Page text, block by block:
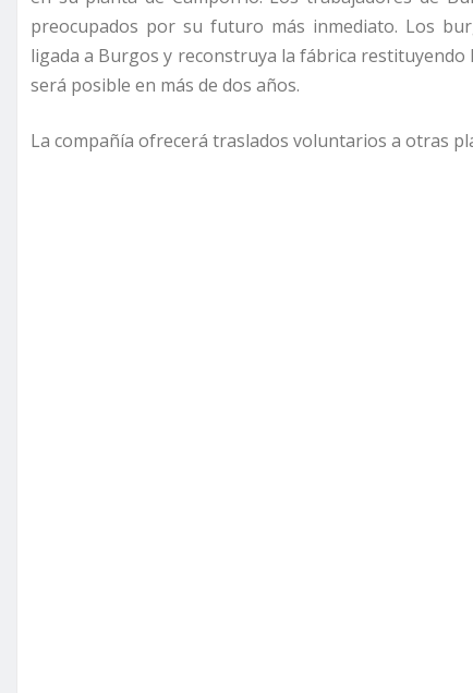
preocupados por su futuro más inmediato. Los
ligada a Burgos y reconstruya la fábrica
será posible en más de dos años.
La compañía ofrecerá traslados voluntarios a otras